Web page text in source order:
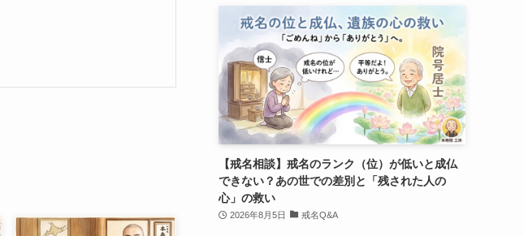
【戒名相談】戒名のランク（位）が低いと成仏
できない？あの世での差別と「残された人の
心」の救い
2026年8月5日 戒名Q&A